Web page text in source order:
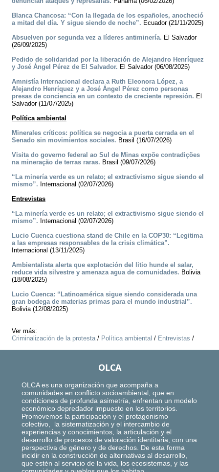
Blanca Chancosa: “Con la llegada de los españoles, anocheció
a mitad del día. Y sigue siendo de noche”. Ecuador (21/11/2025)
Absuelven por segunda vez a líderes antiminería. El Salvador
(26/09/2025)
Pedido de solidaridad por la liberación de Alejandro Henríquez
y José Ángel Pérez de El Salvador. El Salvador (06/08/2025)
Amnistía Internacional declara a Ruth Eleonora López, a
Alejandro Henríquez y a José Ángel Pérez como personas
presas de conciencia en un contexto de creciente represión. El
Salvador (11/07/2025)
Política ambiental
Minerales críticos: política se negocia a puerta cerrada en el
Senado sin movimientos sociales. Brasil (16/07/2026)
Visita do governo federal ao Sul de Minas expõe contradições
na mineração de terras raras. Brasil (09/07/2026)
“La minería verde es un relato; el extractivismo sigue siendo el
mismo”. Internacional (02/07/2026)
Entrevistas
“La minería verde es un relato; el extractivismo sigue siendo el
mismo”. Internacional (02/07/2026)
Lucio Cuenca cuestiona stand de Chile en la COP30: “Legitima
a las empresas responsables de la crisis climática”.
Internacional (13/11/2025)
Ambientalista alerta que explotación del litio hunde el salar,
reduce vida silvestre y amenaza agua de comunidades. Bolivia
(18/08/2025)
Lucio Cuenca: “Latinoamérica sigue siendo considerada una
gran bodega de materias primas para el mundo industrial”.
Bolivia (12/08/2025)
Ver más:
Criminalización de la protesta/ Política ambiental / Entrevistas /
OLCA
OLCA es una organización que acompaña a
comunidades en conflicto socioambiental, que en
condiciones de profunda asimetría, enfrentan un modelo
económico depredador impuesto en los territorios.
Promovemos la participación y el protagonismo
colectivo, la sistematización y el intercambio de
experiencias y conocimientos, la articulación y el
desarrollo de procesos de valoración identitaria, con una
perspectiva de género y de derechos. De esta forma
incidir en la construcción de alternativas al desarrollo,
que estén al servicio de la vida, los ecosistemas, y las